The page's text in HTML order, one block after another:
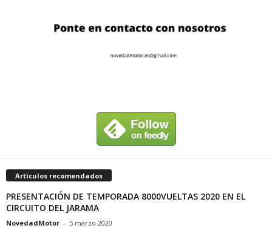
Artículos recomendados
PRESENTACIÓN DE TEMPORADA 8000VUELTAS 2020 EN EL
CIRCUITO DEL JARAMA
NovedadMotor - 5 marzo 2020